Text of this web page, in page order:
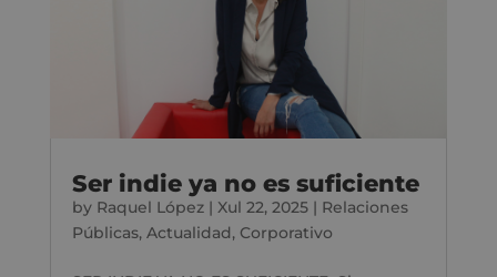
Ser indie ya no es suficiente
by Raquel López| Xul 22, 2025| Relaciones
Públicas, Actualidad, Corporativo